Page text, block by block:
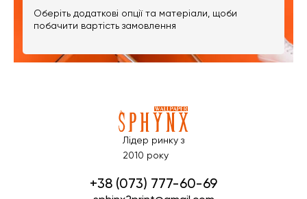
Оберіть додаткові опції та матеріали, щоби
побачити вартість замовлення
Лідер ринку з
2010 року
+38 (073) 777-60-69